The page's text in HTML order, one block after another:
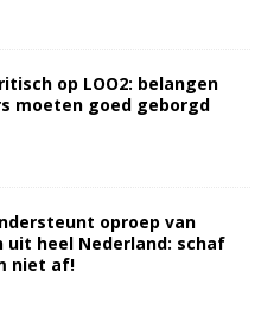
op LOO2: belangen
moeten goed geborgd
oproep van
uit heel Nederland: schaf
niet af!